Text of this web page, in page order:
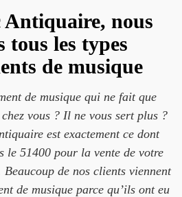
Antiquaire, nous
tous les types
de musique
de musique qui ne fait que
vous ? Il ne vous sert plus ?
est exactement ce dont
le 51400 pour la vente de votre
de nos clients viennent
de musique parce qu’ils ont eu